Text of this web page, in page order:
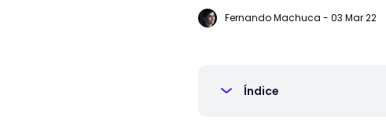
Fernando Machuca - 03 Mar 22
Índice